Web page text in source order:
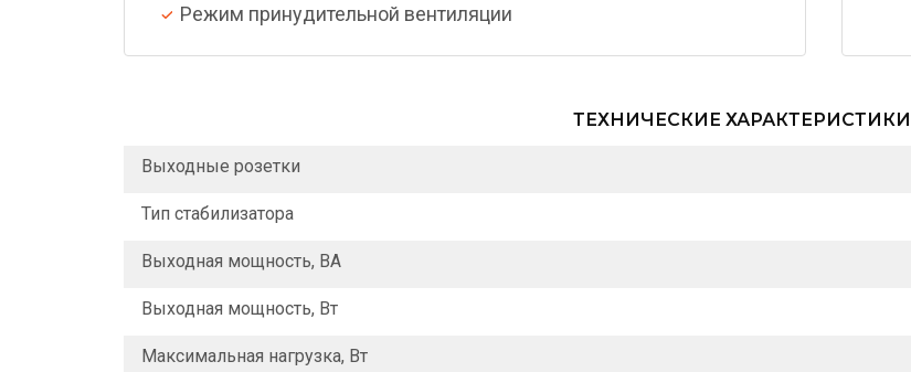
Режим принудительной вентиляции
ТЕХНИЧЕСКИЕ ХАРАКТЕРИСТИКИ
Выходные розетки
Тип стабилизатора
Выходная мощность, ВА
Выходная мощность, Вт
Максимальная нагрузка, Вт